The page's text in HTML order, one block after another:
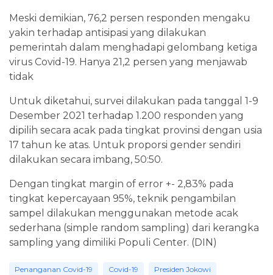
Meski demikian, 76,2 persen responden mengaku
yakin terhadap antisipasi yang dilakukan
pemerintah dalam menghadapi gelombang ketiga
virus Covid-19. Hanya 21,2 persen yang menjawab
tidak
Untuk diketahui, survei dilakukan pada tanggal 1-9
Desember 2021 terhadap 1.200 responden yang
dipilih secara acak pada tingkat provinsi dengan usia
17 tahun ke atas. Untuk proporsi gender sendiri
dilakukan secara imbang, 50:50.
Dengan tingkat margin of error +- 2,83% pada
tingkat kepercayaan 95%, teknik pengambilan
sampel dilakukan menggunakan metode acak
sederhana (simple random sampling) dari kerangka
sampling yang dimiliki Populi Center. (DIN)
Penanganan Covid-19 Covid-19 Presiden Jokowi